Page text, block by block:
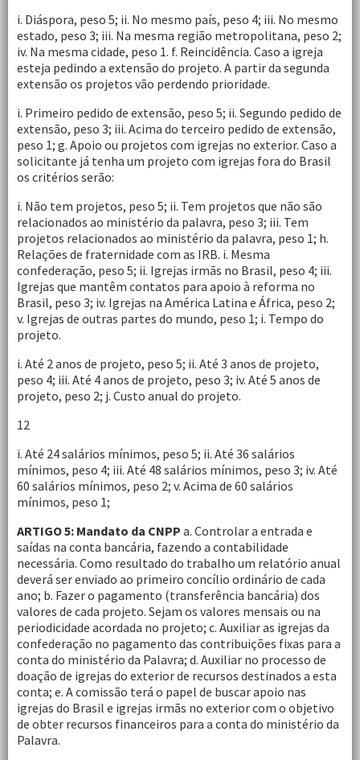
i. Diáspora, peso 5; ii. No mesmo país, peso 4; iii. No mesmo
estado, peso 3; iii. Na mesma região metropolitana, peso 2;
iv. Na mesma cidade, peso 1. f. Reincidência. Caso a igreja
esteja pedindo a extensão do projeto. A partir da segunda
extensão os projetos vão perdendo prioridade.
i. Primeiro pedido de extensão, peso 5; ii. Segundo pedido de
extensão, peso 3; iii. Acima do terceiro pedido de extensão,
peso 1; g. Apoio ou projetos com igrejas no exterior. Caso a
solicitante já tenha um projeto com igrejas fora do Brasil
os critérios serão:
i. Não tem projetos, peso 5; ii. Tem projetos que não são
relacionados ao ministério da palavra, peso 3; iii. Tem
projetos relacionados ao ministério da palavra, peso 1; h.
Relações de fraternidade com as IRB. i. Mesma
confederação, peso 5; ii. Igrejas irmãs no Brasil, peso 4; iii.
Igrejas que mantêm contatos para apoio à reforma no
Brasil, peso 3; iv. Igrejas na América Latina e África, peso 2;
v. Igrejas de outras partes do mundo, peso 1; i. Tempo do
projeto.
i. Até 2 anos de projeto, peso 5; ii. Até 3 anos de projeto,
peso 4; iii. Até 4 anos de projeto, peso 3; iv. Até 5 anos de
projeto, peso 2; j. Custo anual do projeto.
12
i. Até 24 salários mínimos, peso 5; ii. Até 36 salários
mínimos, peso 4; iii. Até 48 salários mínimos, peso 3; iv. Até
60 salários mínimos, peso 2; v. Acima de 60 salários
mínimos, peso 1;
ARTIGO 5: Mandato da CNPP a. Controlar a entrada e
saídas na conta bancária, fazendo a contabilidade
necessária. Como resultado do trabalho um relatório anual
deverá ser enviado ao primeiro concílio ordinário de cada
ano; b. Fazer o pagamento (transferência bancária) dos
valores de cada projeto. Sejam os valores mensais ou na
periodicidade acordada no projeto; c. Auxiliar as igrejas da
confederação no pagamento das contribuições fixas para a
conta do ministério da Palavra; d. Auxiliar no processo de
doação de igrejas do exterior de recursos destinados a esta
conta; e. A comissão terá o papel de buscar apoio nas
igrejas do Brasil e igrejas irmãs no exterior com o objetivo
de obter recursos financeiros para a conta do ministério da
Palavra.